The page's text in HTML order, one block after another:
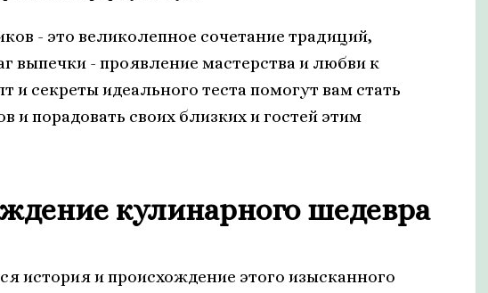
- это великолепное сочетание традиций,
выпечки - проявление мастерства и любви к
секреты идеального теста помогут вам стать
порадовать своих близких и гостей этим
кулинарного шедевра
история и происхождение этого изысканного